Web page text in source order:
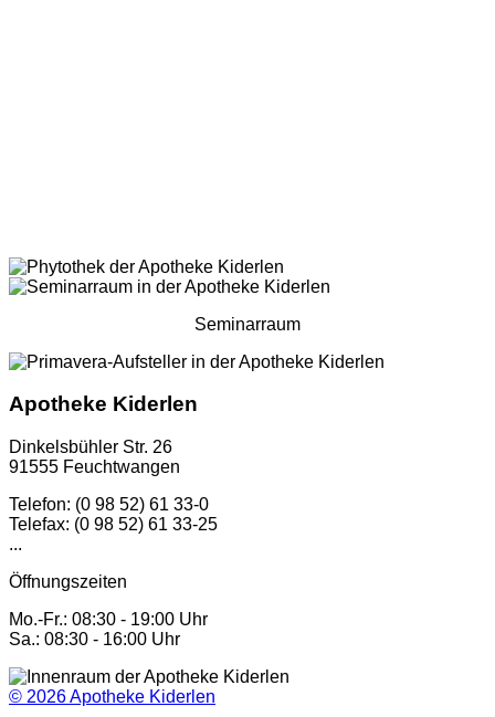
Seminarraum
Apotheke Kiderlen
Dinkelsbühler Str. 26
91555 Feuchtwangen
Telefon: (0 98 52) 61 33-0
Telefax: (0 98 52) 61 33-25
...
Öffnungszeiten
Mo.-Fr.: 08:30 - 19:00 Uhr
Sa.: 08:30 - 16:00 Uhr
© 2026Apotheke Kiderlen